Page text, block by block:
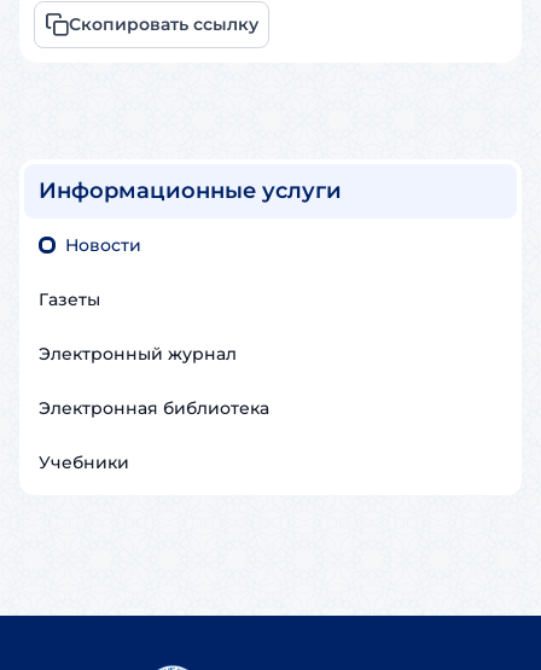
Скопировать ссылку
Информационные услуги
Новости
Газеты
Электронный журнал
Электронная библиотека
Учебники